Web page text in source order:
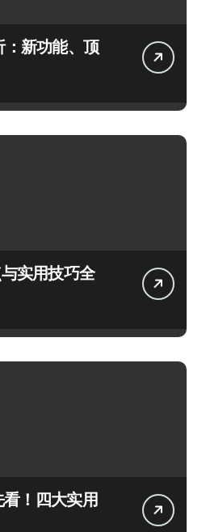
：新功能、顶
实用技巧全
！四大实用